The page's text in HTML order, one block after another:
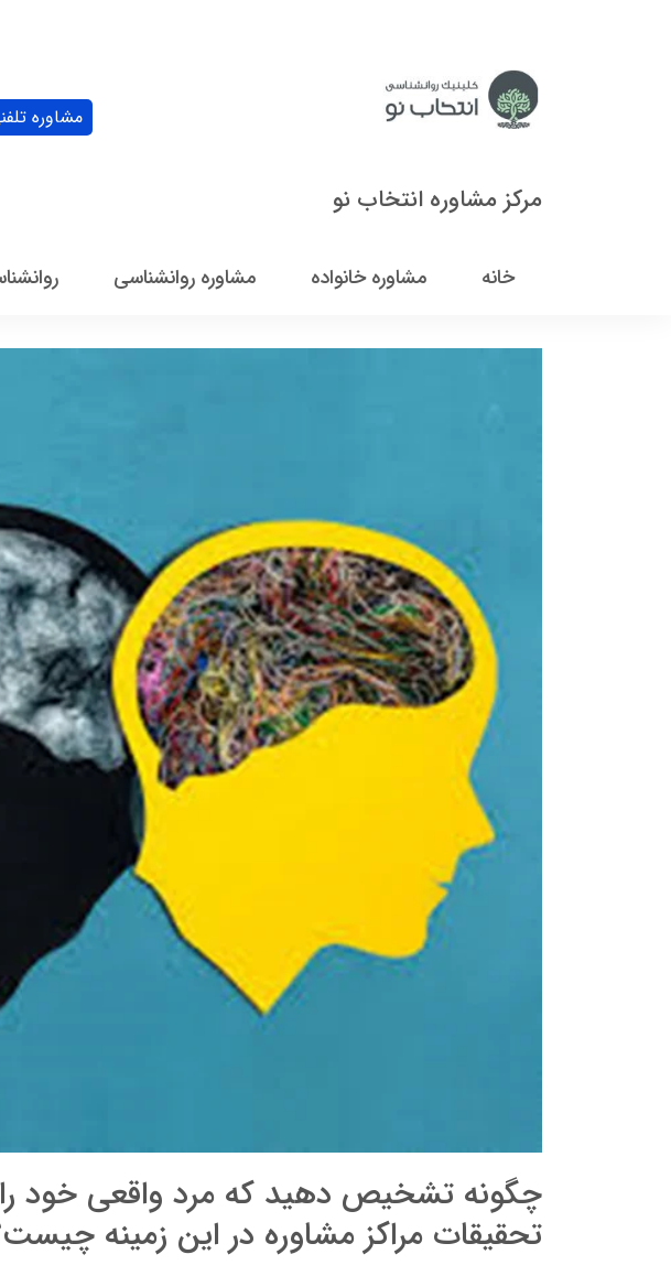
مرکز مشاوره انتخاب نو
مشاوره
خانه مشاوره خانواده مشاوره روانشناسی
چگونه تشخیص دهید که مرد واقعی خود را
تحقیقات مراکز مشاوره در این زمینه